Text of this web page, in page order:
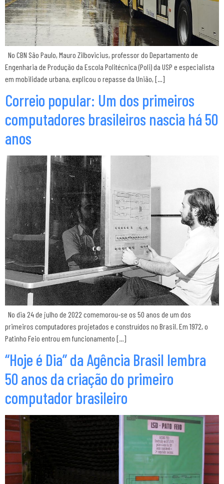
No CBN São Paulo, Mauro Zilbovicius, professor do Departamento de
Engenharia de Produção da Escola Politécnica (Poli) da USP e especialista
em mobilidade urbana, explicou o repasse da União, […]
Correio popular: Um dos primeiros
computadores brasileiros nascia há 50
anos
No dia 24 de julho de 2022 comemorou-se os 50 anos de um dos
primeiros computadores projetados e construídos no Brasil. Em 1972, o
Patinho Feio entrou em funcionamento […]
“Hoje é Dia” da Agência Brasil lembra
50 anos da criação do primeiro
computador brasileiro